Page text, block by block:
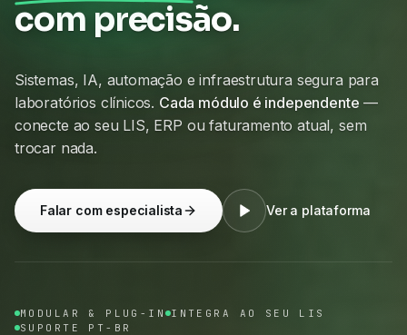
com precisão.
Sistemas, IA, automação e infraestrutura segura para
laboratórios clínicos. Cada módulo é independente —
conecte ao seu LIS, ERP ou faturamento atual, sem
trocar nada.
Falar com especialista Ver a plataforma
MODULAR & PLUG-IN INTEGRA AO SEU LIS
SUPORTE PT-BR